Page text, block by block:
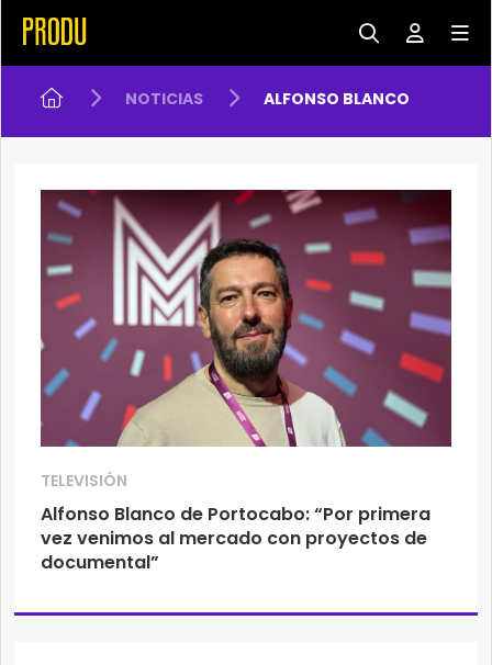
NOTICIAS ALFONSO BLANCO
TELEVISIÓN
Alfonso Blanco de Portocabo: “Por primera
vez venimos al mercado con proyectos de
documental”